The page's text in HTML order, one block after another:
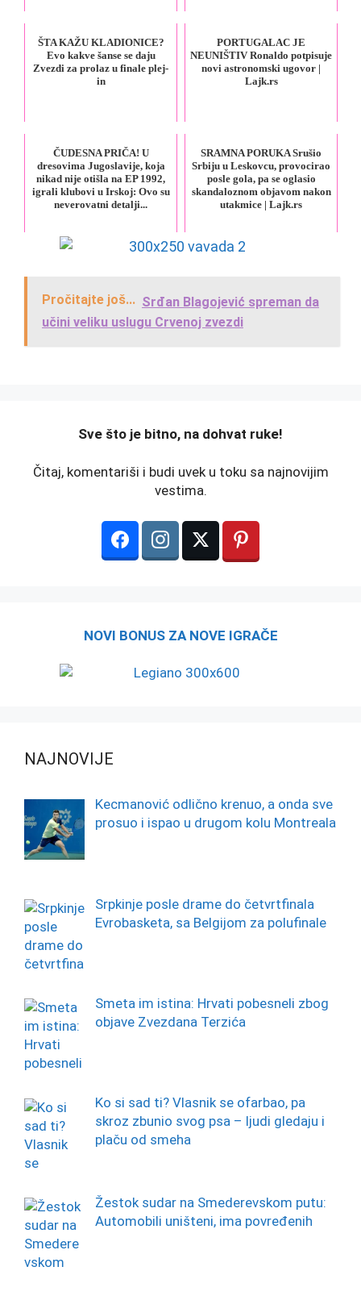
ŠTA KAŽU KLADIONICE?
Evo kakve šanse se daju
Zvezdi za prolaz u finale plej-
in
PORTUGALAC JE
NEUNIŠTIV Ronaldo potpisuje
novi astronomski ugovor |
Lajk.rs
ČUDESNA PRIČA! U
dresovima Jugoslavije, koja
nikad nije otišla na EP 1992,
igrali klubovi u Irskoj: Ovo su
neverovatni detalji...
SRAMNA PORUKA Srušio
Srbiju u Leskovcu, provocirao
posle gola, pa se oglasio
skandaloznom objavom nakon
utakmice | Lajk.rs
Pročitajte još... Srđan Blagojević spreman da
učini veliku uslugu Crvenoj zvezdi
️Sve što je bitno, na dohvat ruke!
Čitaj, komentariši i budi uvek u toku sa najnovijim
vestima.
NOVI BONUS ZA NOVE IGRAČE
NAJNOVIJE
Kecmanović odlično krenuo, a onda sve
prosuo i ispao u drugom kolu Montreala
Srpkinje posle drame do četvrtfinala
Evrobasketa, sa Belgijom za polufinale
Smeta im istina: Hrvati pobesneli zbog
objave Zvezdana Terzića
Ko si sad ti? Vlasnik se ofarbao, pa
skroz zbunio svog psa – ljudi gledaju i
plaču od smeha
Žestok sudar na Smederevskom putu:
Automobili uništeni, ima povređenih